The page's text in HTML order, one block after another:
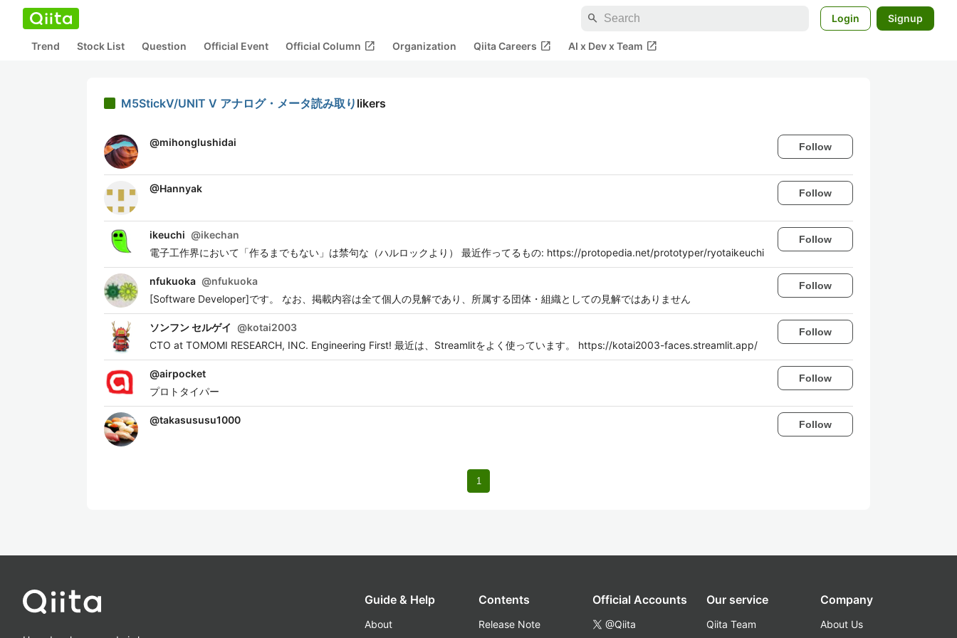
search Login Signup
Trend Stock List Question Official Event Official Column open_in_new Organization Qiita Careers open_in_new AI x Dev x Team open_in_new
M5StickV/UNIT V アナログ・メータ読み取り likers
@mihonglushidai Follow
@Hannyak Follow
ikeuchi @ikechan
電子工作界において「作るまでもない」は禁句な（ハルロックより） 最近作ってるもの: https://protopedia.net/prototyper/ryotaikeuchi
Follow
nfukuoka @nfukuoka
[Software Developer]です。 なお、掲載内容は全て個人の見解であり、所属する団体・組織としての見解ではありません
Follow
ソンフン セルゲイ @kotai2003
CTO at TOMOMI RESEARCH, INC. Engineering First! 最近は、Streamlitをよく使っています。 https://kotai2003-faces.streamlit.app/
Follow
@airpocket
プロトタイパー
Follow
@takasususu1000 Follow
1
Guide & Help
About
Contents
Release Note
Official Accounts
@Qiita
Our service
Qiita Team
Company
About Us